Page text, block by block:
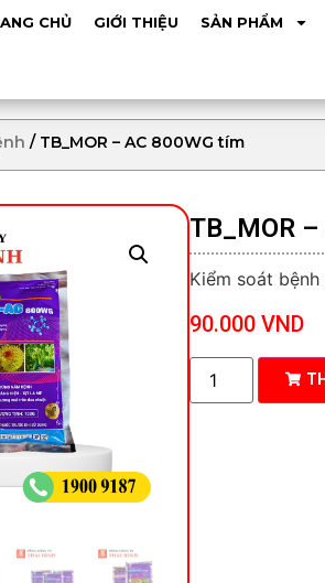
CHỦ GIỚI THIỆU SẢN PHẨM
/ TB_MOR – AC 800WG tím
TB_MOR
Kiểm soát
90.000 VND